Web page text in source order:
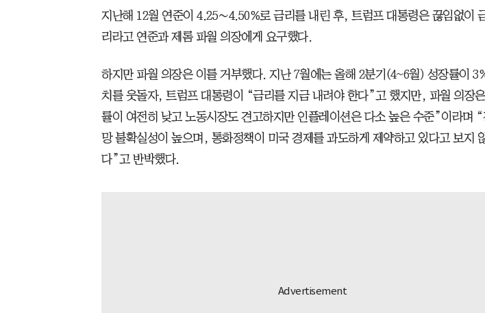
지난해 12월 연준이 4.25∼4.50%로 금리를 내린 후, 트럼프 대통령은 끊임없이
리라고 연준과 제롬 파월 의장에게 요구했다.
하지만 파월 의장은 이를 거부했다. 지난 7월에는 올해 2분기(4~6월) 성장률이
치를 웃돌자, 트럼프 대통령이 “금리를 지금 내려야 한다”고 했지만, 파월 의장
률이 여전히 낮고 노동시장도 견고하지만 인플레이션은 다소 높은 수준”이라며 “
망 불확실성이 높으며, 통화정책이 미국 경제를 과도하게 제약하고 있다고 보지
다”고 반박했다.